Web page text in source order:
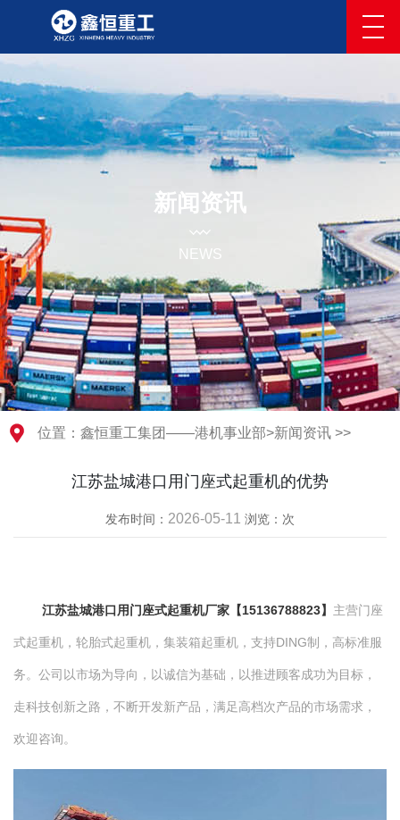
新闻资讯
NEWS
位置： 鑫恒重工集团——港机事业部>新闻资讯 >>
江苏盐城港口用门座式起重机的优势
发布时间： 2026-05-11 浏览： 次
江苏盐城港口用门座式起重机厂家【15136788823】 主营门座
式起重机，轮胎式起重机，集装箱起重机，支持DING制，高标准服
务。公司以市场为导向，以诚信为基础，以推进顾客成功为目标，
走科技创新之路，不断开发新产品，满足高档次产品的市场需求，
欢迎咨询。